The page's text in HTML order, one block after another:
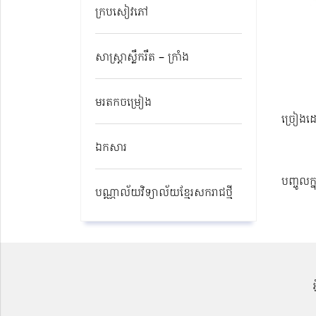
ក្របសៀវភៅ
សាស្ត្រាស្លឹករឹត – ក្រាំង
មរតកចម្រៀង
ឯកសារ
បណ្ណាល័យវិទ្យាល័យខ្មែរសករាជថ្មី​
ច្រៀង
បញ្ចូលក្